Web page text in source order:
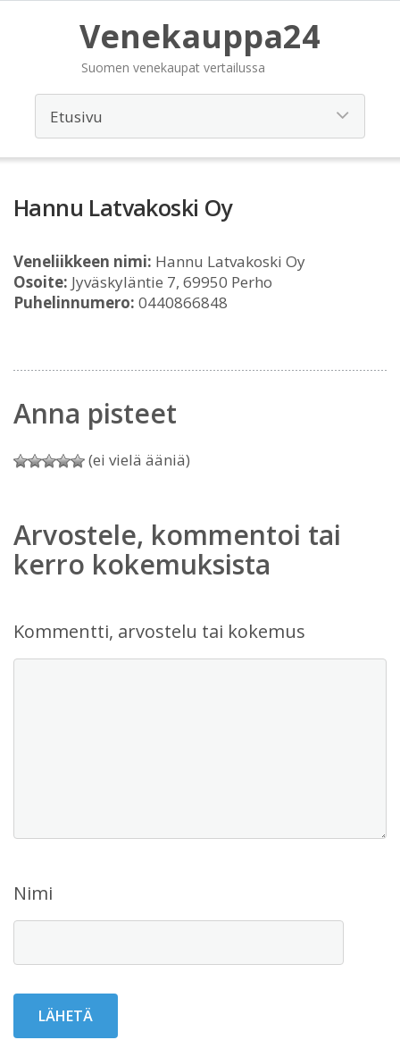
Venekauppa24
Suomen venekaupat vertailussa
Hannu Latvakoski Oy
Veneliikkeen nimi: Hannu Latvakoski Oy
Osoite: Jyväskyläntie 7, 69950 Perho
Puhelinnumero: 0440866848
Anna pisteet
(ei vielä ääniä)
Arvostele, kommentoi tai
kerro kokemuksista
Kommentti, arvostelu tai kokemus
Nimi